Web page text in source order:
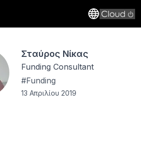
Σταύρος Νίκας
Funding Consultant
#Funding
13 Απριλίου 2019